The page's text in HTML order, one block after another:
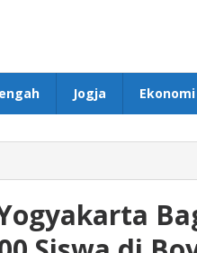
Jogja Ekonomi
Yogyakarta